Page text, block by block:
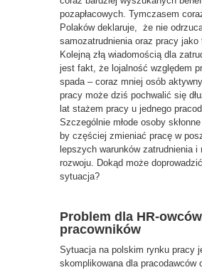
pozapłacowych. Tymczasem
Polaków deklaruje, że nie
samozatrudnienia oraz pracy jako
Kolejną złą wiadomością dla
jest fakt, że lojalność względem
spada – coraz mniej osób
pracy może dziś pochwalić się
lat stażem pracy u jednego
Szczególnie młode osoby
by częściej zmieniać pracę w
lepszych warunków zatrudnienia i
rozwoju. Dokąd może
sytuacja?
Problem dla HR-
pracowników
Sytuacja na polskim rynku pracy
skomplikowana dla pracodawców